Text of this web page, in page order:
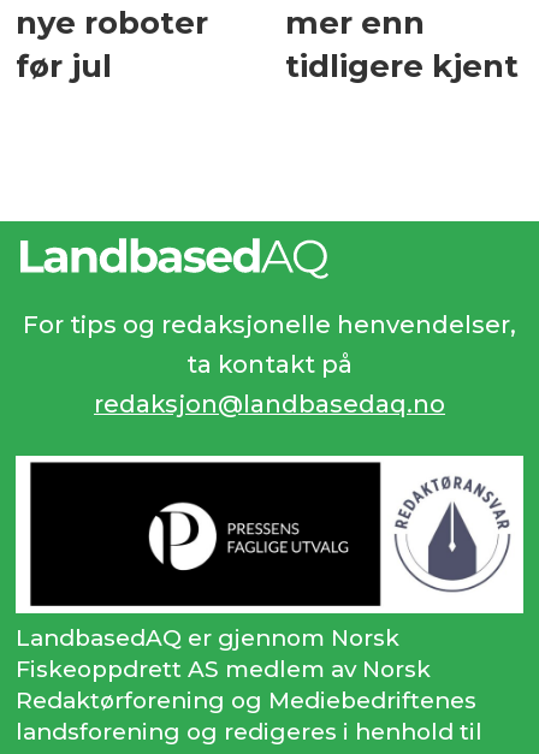
nye roboter
før jul
mer enn
tidligere kjent
For tips og redaksjonelle henvendelser,
ta kontakt på
redaksjon@landbasedaq.no
LandbasedAQ er gjennom Norsk
Fiskeoppdrett AS medlem av Norsk
Redaktørforening og Mediebedriftenes
landsforening og redigeres i henhold til